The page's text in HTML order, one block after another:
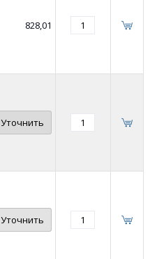
828,01
Уточнить
Уточнить